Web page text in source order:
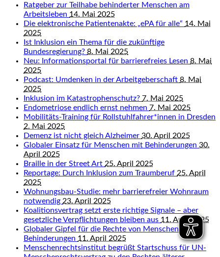
Ratgeber zur Teilhabe behinderter Menschen am
Arbeitsleben 14. Mai 2025
Die elektronische Patientenakte: „ePA für alle“ 14. Mai
2025
Ist Inklusion ein Thema für die zukünftige
Bundesregierung? 8. Mai 2025
Neu: Informationsportal für barrierefreies Lesen 8. Mai
2025
Podcast: Umdenken in der Arbeitgeberschaft 8. Mai
2025
Inklusion im Katastrophenschutz? 7. Mai 2025
Endometriose endlich ernst nehmen 7. Mai 2025
Mobilitäts-Training für Rollstuhlfahrer*innen in Dresden
2. Mai 2025
Demenz ist nicht gleich Alzheimer 30. April 2025
Globaler Einsatz für Menschen mit Behinderungen 30.
April 2025
Braille in der Street Art 25. April 2025
Reportage: Durch Inklusion zum Traumberuf 25. April
2025
Wohnungsbau-Studie: mehr barrierefreier Wohnraum
notwendig 23. April 2025
Koalitionsvertrag setzt erste richtige Signale – aber
gesetzliche Verpflichtungen bleiben aus 11. April 2025
Globaler Gipfel für die Rechte von Menschen mit
Behinderungen 11. April 2025
Menschenrechtsinstitut begrüßt Startschuss für UN-